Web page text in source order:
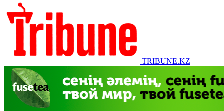
TRIBUNE.KZ